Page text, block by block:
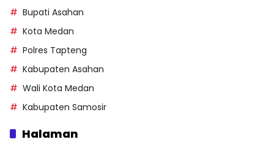
Bupati Asahan
Kota Medan
Polres Tapteng
Kabupaten Asahan
Wali Kota Medan
Kabupaten Samosir
Halaman